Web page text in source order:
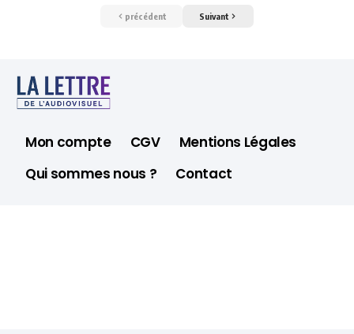
précédent Suivant
Mon compte CGV
Mentions Légales
Qui sommes nous ?
Contact